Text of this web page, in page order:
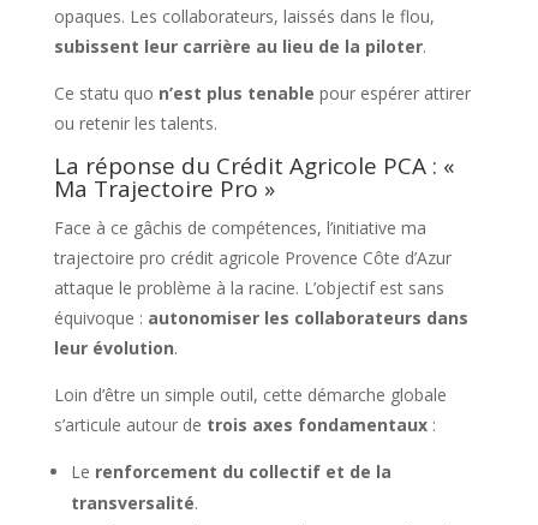
opaques. Les collaborateurs, laissés dans le flou,
subissent leur carrière au lieu de la piloter.
Ce statu quo n’est plus tenable pour espérer attirer
ou retenir les talents.
La réponse du Crédit Agricole PCA : «
Ma Trajectoire Pro »
Face à ce gâchis de compétences, l’initiative ma
trajectoire pro crédit agricole Provence Côte d’Azur
attaque le problème à la racine. L’objectif est sans
équivoque : autonomiser les collaborateurs dans
leur évolution.
Loin d’être un simple outil, cette démarche globale
s’articule autour de trois axes fondamentaux:
Le renforcement du collectif et de la
transversalité.